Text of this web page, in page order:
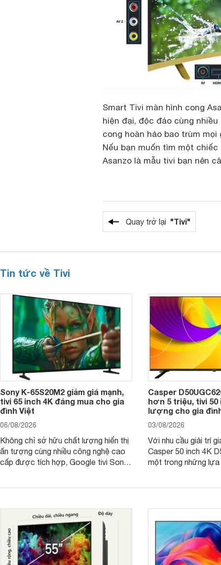
Smart Tivi màn hình cong
hiện đại, độc đáo cùng
cong hoàn hảo bao trùm
Nếu bạn muốn tìm một
Asanzo là mẫu tivi bạn nên
Quay trở lại "Tivi"
Tin tức về Tivi
Sony K-65S20M2 giảm giá mạnh,
tivi 65 inch 4K đáng mua cho gia
đình Việt
06/08/2026
Không chỉ sở hữu chất lượng hiển thị
ấn tượng cùng nhiều công nghệ cao
cấp được tích hợp, Google tivi Sony
Casper
hơn 5 triệu, tivi 50
lượng cho gia
03/08/2026
Với nhu cầu giải trí
Casper 50 inch 4K
một trong những lựa